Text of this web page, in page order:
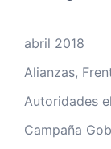
abril 2018
Alianzas,
Autoridades
Campaña